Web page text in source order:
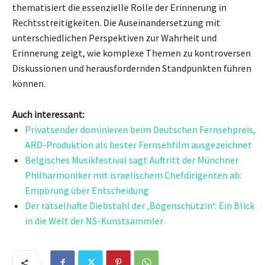
thematisiert die essenzielle Rolle der Erinnerung in
Rechtsstreitigkeiten. Die Auseinandersetzung mit
unterschiedlichen Perspektiven zur Wahrheit und
Erinnerung zeigt, wie komplexe Themen zu kontroversen
Diskussionen und herausfordernden Standpunkten führen
können.
Auch interessant:
Privatsender dominieren beim Deutschen Fernsehpreis,
ARD-Produktion als bester Fernsehfilm ausgezeichnet
Belgisches Musikfestival sagt Auftritt der Münchner
Philharmoniker mit israelischem Chefdirigenten ab:
Empörung über Entscheidung
Der rätselhafte Diebstahl der ‚Bogenschützin‘: Ein Blick
in die Welt der NS-Kunstsammler